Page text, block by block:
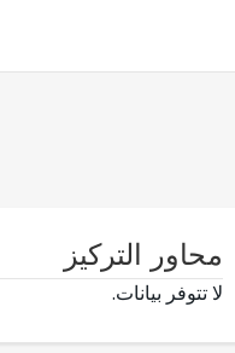
محاور التركيز
لا تتوفر بيانات.